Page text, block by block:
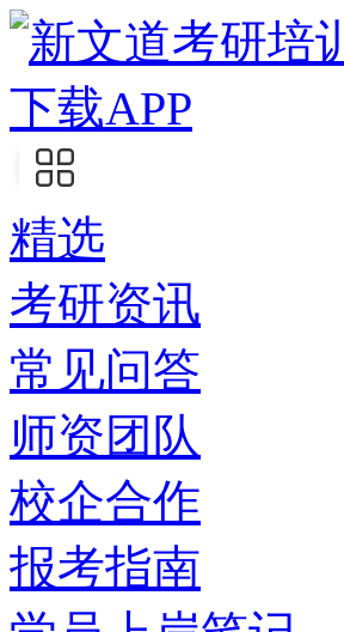
下载APP
精选
考研资讯
常见问答
师资团队
校企合作
报考指南